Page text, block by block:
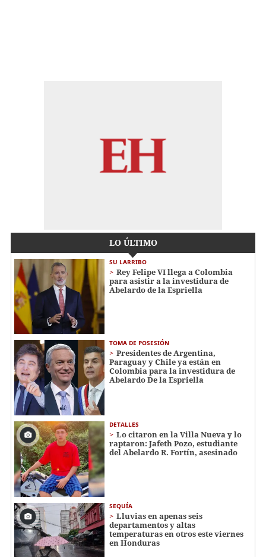
LO ÚLTIMO
SU LARRIBO
Rey Felipe VI llega a Colombia
para asistir a la investidura de
Abelardo de la Espriella
TOMA DE POSESIÓN
Presidentes de Argentina,
Paraguay y Chile ya están en
Colombia para la investidura de
Abelardo De la Espriella
DETALLES
Lo citaron en la Villa Nueva y lo
raptaron: Jafeth Pozo, estudiante
del Abelardo R. Fortín, asesinado
SEQUÍA
Lluvias en apenas seis
departamentos y altas
temperaturas en otros este viernes
en Honduras